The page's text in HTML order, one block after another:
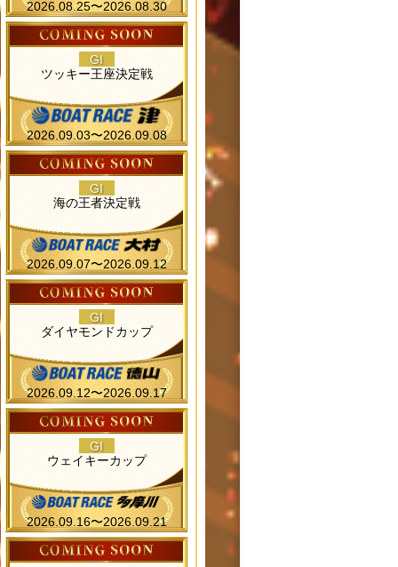
2026.08.25〜2026.08.30
GI
ツッキー王座決定戦
2026.09.03〜2026.09.08
GI
海の王者決定戦
2026.09.07〜2026.09.12
GI
ダイヤモンドカップ
2026.09.12〜2026.09.17
GI
ウェイキーカップ
2026.09.16〜2026.09.21